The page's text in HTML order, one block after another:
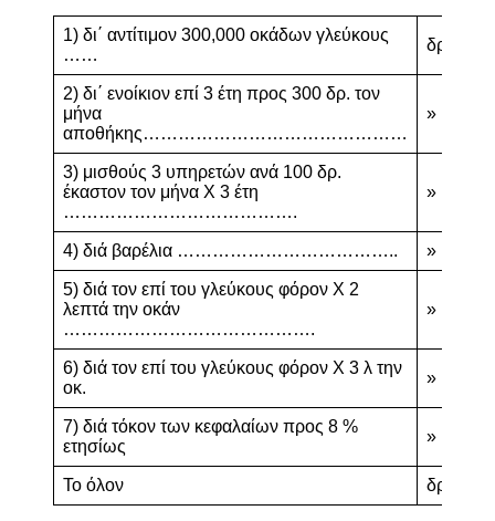
1) δι΄ αντίτιμον 300,000 οκάδων γλεύκους
……
δρ.
2) δι΄ ενοίκιον επί 3 έτη προς 300 δρ. τον
μήνα
αποθήκης………………………………………
»
3) μισθούς 3 υπηρετών ανά 100 δρ.
έκαστον τον μήνα X 3 έτη
………………………………….
»
4) διά βαρέλια ……………………………….. »
5) διά τον επί του γλεύκους φόρον X 2
λεπτά την οκάν
…………………………………….
»
6) διά τον επί του γλεύκους φόρον X 3 λ την
οκ.
»
7) διά τόκον των κεφαλαίων προς 8 %
ετησίως
»
Το όλον δρ.